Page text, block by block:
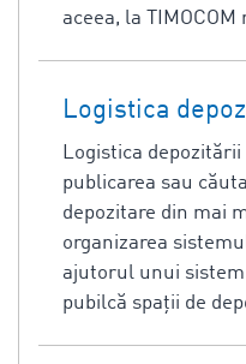
aceea, la
Logistica
Logistica
publicarea sau
depozitare din mai
organizarea
ajutorul unui
pubilcă spații de